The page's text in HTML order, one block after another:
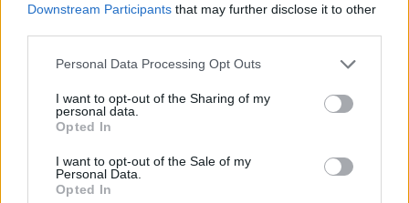
Downstream Participants that may further disclose it to other
Please note that this website/app uses one or more Google
not limited to your visit or usage behaviour. You may click to
grant or deny consent to Google and its third-party tags to
use your data for below specified purposes in below Google
consent section.
Personal Data Processing Opt Outs
I want to opt-out of the Sharing of my
personal data.
Opted In
I want to opt-out of the Sale of my
Personal Data.
Opted In